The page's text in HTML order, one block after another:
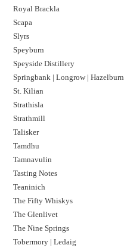
Royal Brackla
Scapa
Slyrs
Speyburn
Speyside Distillery
Springbank | Longrow | Hazelburn
St. Kilian
Strathisla
Strathmill
Talisker
Tamdhu
Tamnavulin
Tasting Notes
Teaninich
The Fifty Whiskys
The Glenlivet
The Nine Springs
Tobermory | Ledaig